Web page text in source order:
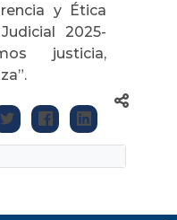
y Ética
2025-
justicia,